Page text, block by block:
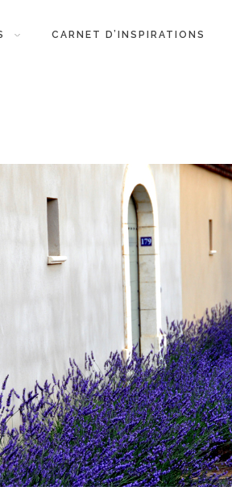
CARNET D’INSPIRATIONS